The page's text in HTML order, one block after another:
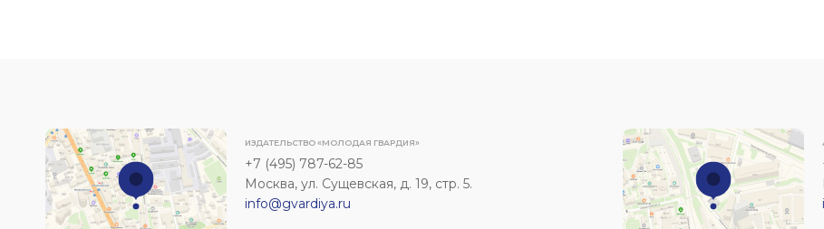
ИЗДАТЕЛЬСТВО «МОЛОДАЯ ГВАРДИЯ»
+7 (495) 787-62-85
Москва, ул. Сущевская, д. 19, стр. 5.
info@gvardiya.ru